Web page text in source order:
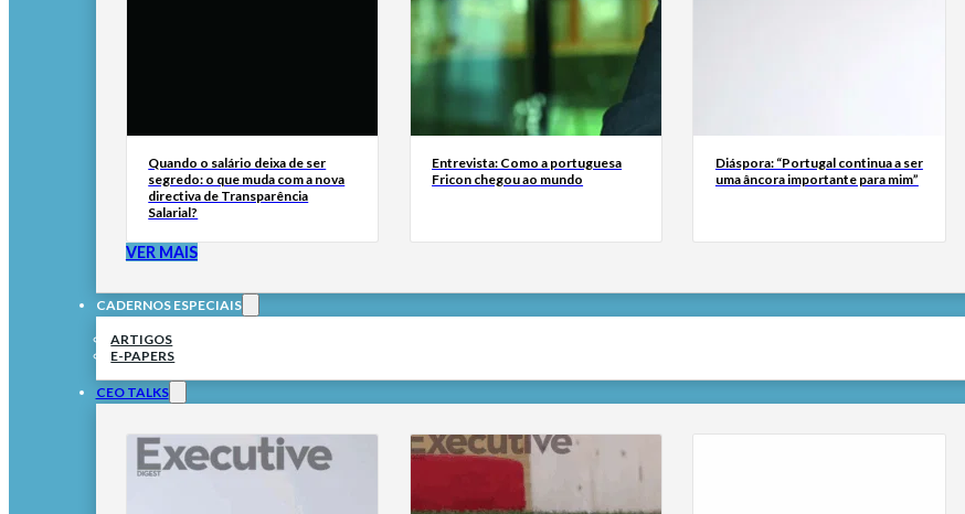
Quando o salário deixa de ser
segredo: o que muda com a nova
directiva de Transparência
Salarial?
Entrevista: Como a portuguesa
Fricon chegou ao mundo
Diáspora: “Portugal continua a ser
uma âncora importante para mim”
VER MAIS
CADERNOS ESPECIAIS
ARTIGOS
E-PAPERS
CEO TALKS